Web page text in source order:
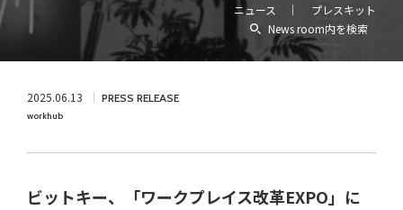
ニュース
プレスキット
News room内を検索
2025.06.13 PRESS RELEASE
workhub
ビットキー、「ワークプレイス改革EXPO」に